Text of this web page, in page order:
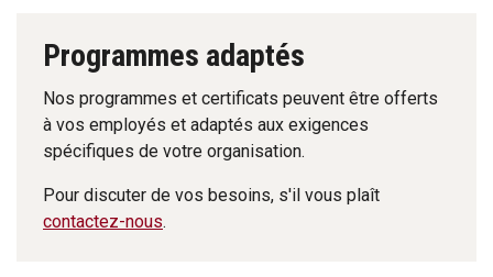
Programmes adaptés
Nos programmes et certificats peuvent être offerts
à vos employés et adaptés aux exigences
spécifiques de votre organisation.
Pour discuter de vos besoins, s'il vous plaît
contactez-nous.